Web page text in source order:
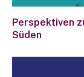
Perspektiven
Süden